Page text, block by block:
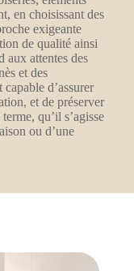
en choisissant des
exigeante
de qualité ainsi
aux attentes des
et des
d’assurer
et de préserver
qu’il s’agisse
ou d’une